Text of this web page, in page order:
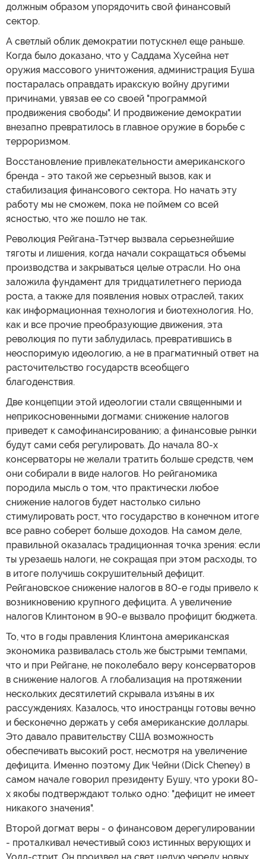
должным образом упорядочить свой финансовый
сектор.
А светлый облик демократии потускнел еще раньше.
Когда было доказано, что у Саддама Хусейна нет
оружия массового уничтожения, администрация Буша
постаралась оправдать иракскую войну другими
причинами, увязав ее со своей "программой
продвижения свободы". И продвижение демократии
внезапно превратилось в главное оружие в борьбе с
терроризмом.
Восстановление привлекательности американского
бренда - это такой же серьезный вызов, как и
стабилизация финансового сектора. Но начать эту
работу мы не сможем, пока не поймем со всей
ясностью, что же пошло не так.
Революция Рейгана-Тэтчер вызвала серьезнейшие
тяготы и лишения, когда начали сокращаться объемы
производства и закрываться целые отрасли. Но она
заложила фундамент для тридцатилетнего периода
роста, а также для появления новых отраслей, таких
как информационная технология и биотехнология. Но,
как и все прочие преобразующие движения, эта
революция по пути заблудилась, превратившись в
неоспоримую идеологию, а не в прагматичный ответ на
расточительство государств всеобщего
благоденствия.
Две концепции этой идеологии стали священными и
неприкосновенными догмами: снижение налогов
приведет к самофинансированию; а финансовые рынки
будут сами себя регулировать. До начала 80-х
консерваторы не желали тратить больше средств, чем
они собирали в виде налогов. Но рейганомика
породила мысль о том, что практически любое
снижение налогов будет настолько сильно
стимулировать рост, что государство в конечном итоге
все равно соберет больше доходов. На самом деле,
правильной оказалась традиционная точка зрения: если
ты урезаешь налоги, не сокращая при этом расходы, то
в итоге получишь сокрушительный дефицит.
Рейгановское снижение налогов в 80-е годы привело к
возникновению крупного дефицита. А увеличение
налогов Клинтоном в 90-е вызвало профицит бюджета.
То, что в годы правления Клинтона американская
экономика развивалась столь же быстрыми темпами,
что и при Рейгане, не поколебало веру консерваторов
в снижение налогов. А глобализация на протяжении
нескольких десятилетий скрывала изъяны в их
рассуждениях. Казалось, что иностранцы готовы вечно
и бесконечно держать у себя американские доллары.
Это давало правительству США возможность
обеспечивать высокий рост, несмотря на увеличение
дефицита. Именно поэтому Дик Чейни (Dick Cheney) в
самом начале говорил президенту Бушу, что уроки 80-
х якобы подтверждают только одно: "дефицит не имеет
никакого значения".
Второй догмат веры - о финансовом дерегулировании
- проталкивал нечестивый союз истинных верующих и
Уолл-стрит. Он произвел на свет целую череду новых